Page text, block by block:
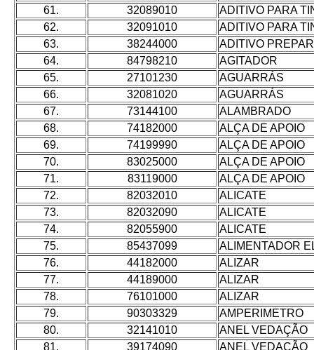
61.
32089010
ADITIVO PARA
62.
32091010
ADITIVO PARA
63.
38244000
ADITIVO
64.
84798210
AGITADOR
65.
27101230
AGUARRÁS
66.
32081020
AGUARRÁS
67.
73144100
ALAMBRADO
68.
74182000
ALÇA DE APOIO
69.
74199990
ALÇA DE APOIO
70.
83025000
ALÇA DE APOIO
71.
83119000
ALÇA DE APOIO
72.
82032010
ALICATE
73.
82032090
ALICATE
74.
82055900
ALICATE
75.
85437099
ALIMENTADOR
76.
44182000
ALIZAR
77.
44189000
ALIZAR
78.
76101000
ALIZAR
79.
90303329
AMPERIMETRO
80.
32141010
ANEL VEDAÇÃO
81.
39174090 ANEL VEDAÇÃO